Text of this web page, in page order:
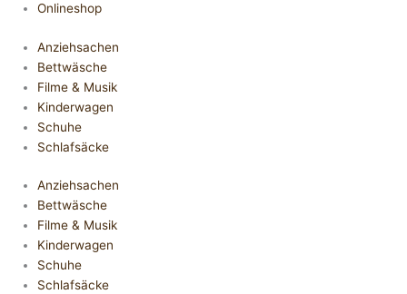
Onlineshop
Anziehsachen
Bettwäsche
Filme & Musik
Kinderwagen
Schuhe
Schlafsäcke
Anziehsachen
Bettwäsche
Filme & Musik
Kinderwagen
Schuhe
Schlafsäcke